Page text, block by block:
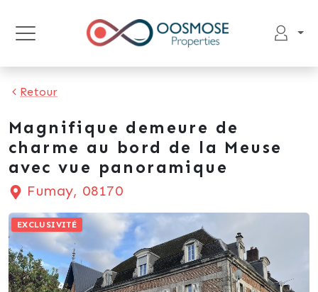
Retour
Magnifique demeure de
charme au bord de la Meuse
avec vue panoramique
Fumay, 08170
EXCLUSIVITÉ